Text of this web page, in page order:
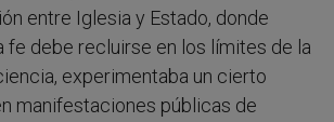
entre Iglesia y Estado, donde
fe debe recluirse en los límites de la
experimentaba un cierto
manifestaciones públicas de